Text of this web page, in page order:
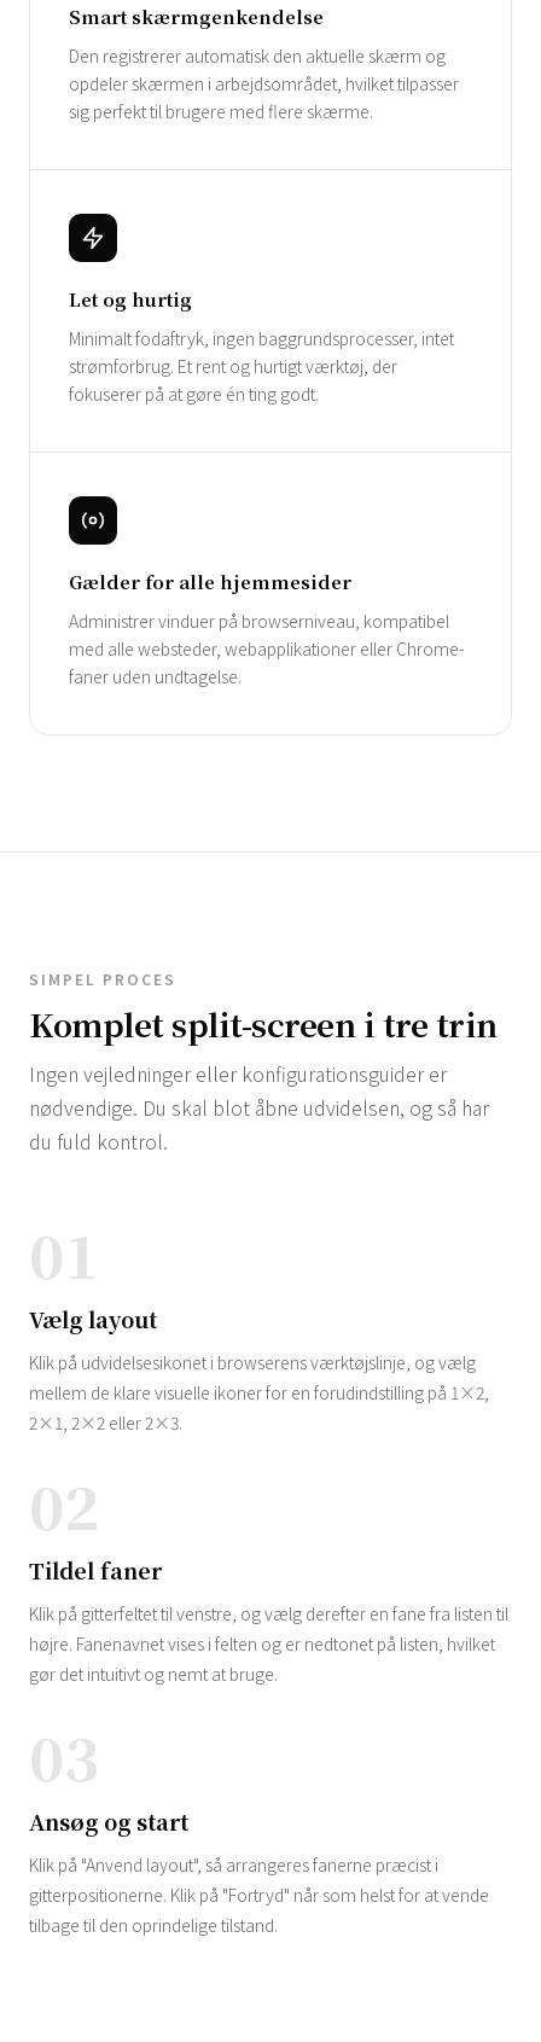
Smart skærmgenkendelse
Den registrerer automatisk den aktuelle skærm og
opdeler skærmen i arbejdsområdet, hvilket tilpasser
sig perfekt til brugere med flere skærme.
Let og hurtig
Minimalt fodaftryk, ingen baggrundsprocesser, intet
strømforbrug. Et rent og hurtigt værktøj, der
fokuserer på at gøre én ting godt.
Gælder for alle hjemmesider
Administrer vinduer på browserniveau, kompatibel
med alle websteder, webapplikationer eller Chrome-
faner uden undtagelse.
SIMPEL PROCES
Komplet split-screen i tre trin
Ingen vejledninger eller konfigurationsguider er
nødvendige. Du skal blot åbne udvidelsen, og så har
du fuld kontrol.
01
Vælg layout
Klik på udvidelsesikonet i browserens værktøjslinje, og vælg
mellem de klare visuelle ikoner for en forudindstilling på 1×2,
2×1, 2×2 eller 2×3.
02
Tildel faner
Klik på gitterfeltet til venstre, og vælg derefter en fane fra listen til
højre. Fanenavnet vises i felten og er nedtonet på listen, hvilket
gør det intuitivt og nemt at bruge.
03
Ansøg og start
Klik på "Anvend layout", så arrangeres fanerne præcist i
gitterpositionerne. Klik på "Fortryd" når som helst for at vende
tilbage til den oprindelige tilstand.